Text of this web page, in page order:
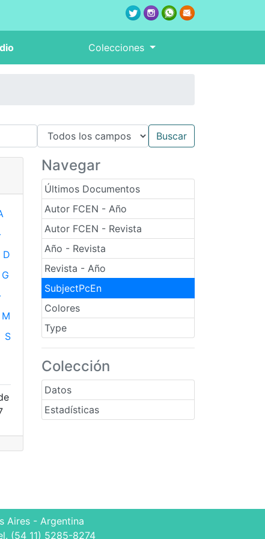
Colecciones
Navegar
Últimos Documentos
Autor FCEN - Año
Autor FCEN - Revista
Año - Revista
Revista - Año
SubjectPcEn
Colores
Type
Colección
Datos
Estadísticas
D
G
M
S
Aires - Argentina
(54 11) 5285-8274